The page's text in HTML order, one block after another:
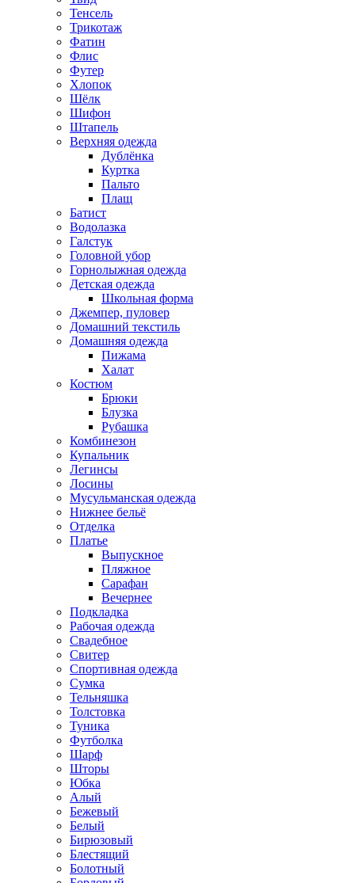
Тенсель
Трикотаж
Фатин
Флис
Футер
Хлопок
Шёлк
Шифон
Штапель
Верхняя одежда
Дублёнка
Куртка
Пальто
Плащ
Батист
Водолазка
Галстук
Головной убор
Горнолыжная одежда
Детская одежда
Школьная форма
Джемпер, пуловер
Домашний текстиль
Домашняя одежда
Пижама
Халат
Костюм
Брюки
Блузка
Рубашка
Комбинезон
Купальник
Легинсы
Лосины
Мусульманская одежда
Нижнее бельё
Отделка
Платье
Выпускное
Пляжное
Сарафан
Вечернее
Подкладка
Рабочая одежда
Свадебное
Свитер
Спортивная одежда
Сумка
Тельняшка
Толстовка
Туника
Футболка
Шарф
Шторы
Юбка
Алый
Бежевый
Белый
Бирюзовый
Блестящий
Болотный